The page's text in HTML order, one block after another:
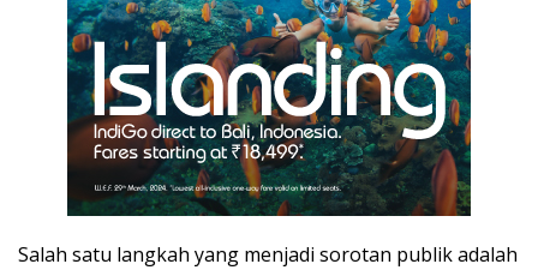
Salah satu langkah yang menjadi sorotan publik adalah